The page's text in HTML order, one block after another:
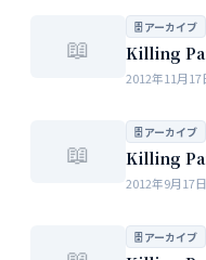
📖
🗄 アーカイブ
Killing
2012年11月17
📖
🗄 アーカイブ
Killing
2012年9月17日
🗄 アーカイブ